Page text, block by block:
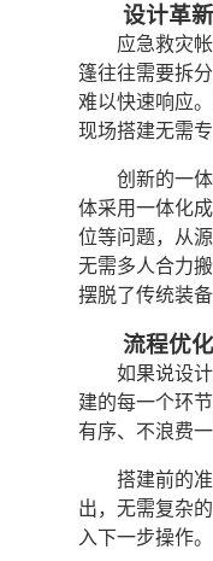
设计革
应急救灾
篷往往需要拆
难以快速响应
现场搭建无需
创新的一
体采用一体化
位等问题，从
无需多人合力
摆脱了传统装
流程优
如果说设
建的每一个环
有序、不浪费一
搭建前的
出，无需复杂
入下一步操作。